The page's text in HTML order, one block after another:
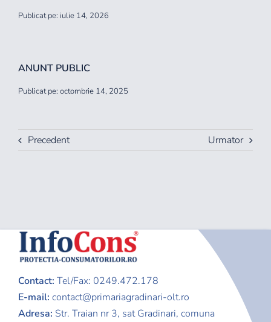
Publicat pe: iulie 14, 2026
ANUNT PUBLIC
Publicat pe: octombrie 14, 2025
Precedent Urmator
Contact: Tel/Fax: 0249.472.178
E-mail: contact@primariagradinari-olt.ro
Adresa: Str. Traian nr 3, sat Gradinari, comuna